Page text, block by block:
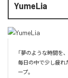
YumeLia
「夢のような時間を
毎日の中で少し疲れ
ープ。